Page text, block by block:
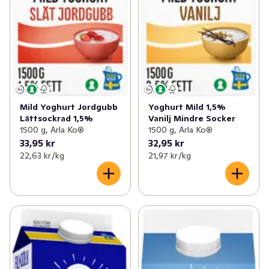
Mild Yoghurt Jordgubb
Lättsockrad 1,5%
1500 g, Arla Ko®
33,95 kr
22,63 kr /kg
Yoghurt Mild 1,5%
Vanilj Mindre Socker
1500 g, Arla Ko®
32,95 kr
21,97 kr /kg